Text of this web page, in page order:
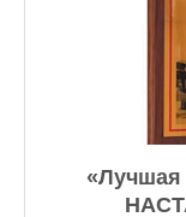
«Лучшая